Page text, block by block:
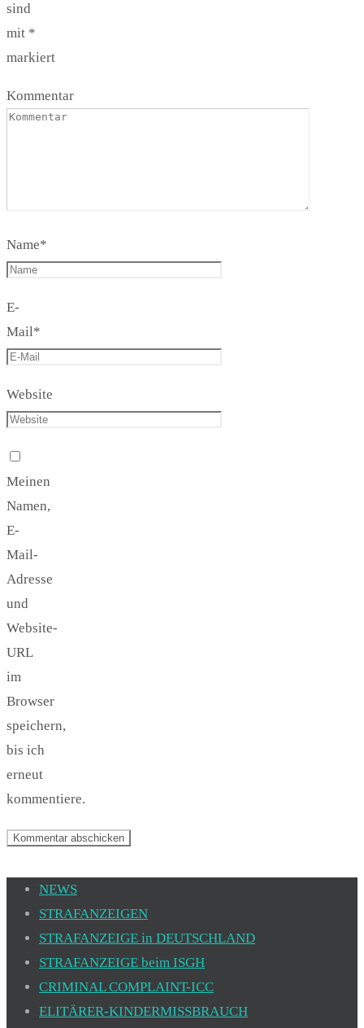
sind
mit *
markiert
Kommentar
Name*
E-
Mail*
Website
Meinen
Namen,
E-
Mail-
Adresse
und
Website-
URL
im
Browser
speichern,
bis ich
erneut
kommentiere.
NEWS
STRAFANZEIGEN
STRAFANZEIGE in DEUTSCHLAND
STRAFANZEIGE beim ISGH
CRIMINAL COMPLAINT-ICC
ELITÄRER-KINDERMISSBRAUCH